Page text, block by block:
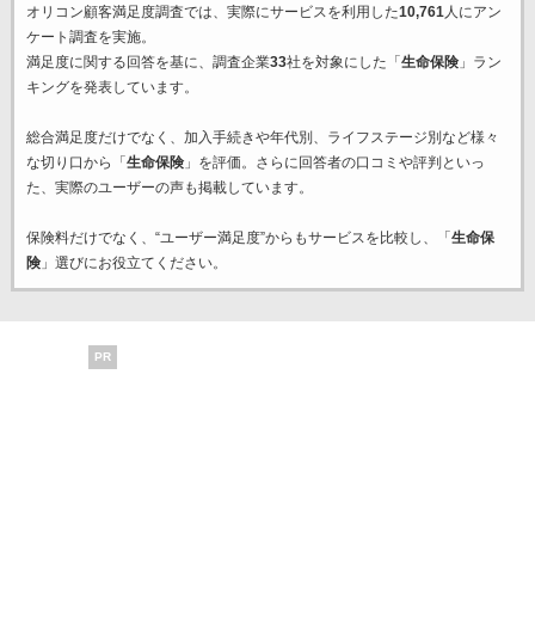
オリコン顧客満足度調査では、実際にサービスを利用した10,761人にアン
ケート調査を実施。
満足度に関する回答を基に、調査企業33社を対象にした「 生命保険」ラン
キングを発表しています。
総合満足度だけでなく、加入手続きや年代別、ライフステージ別など様々
な切り口から「 生命保険」を評価。さらに回答者の口コミや評判といっ
た、実際のユーザーの声も掲載しています。
保険料だけでなく、“ユーザー満足度”からもサービスを比較し、「 生命保
険」選びにお役立てください。
PR